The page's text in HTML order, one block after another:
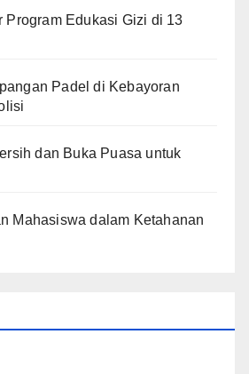
Program Edukasi Gizi di 13
Padel di Kebayoran
dan Buka Puasa untuk
Mahasiswa dalam Ketahanan